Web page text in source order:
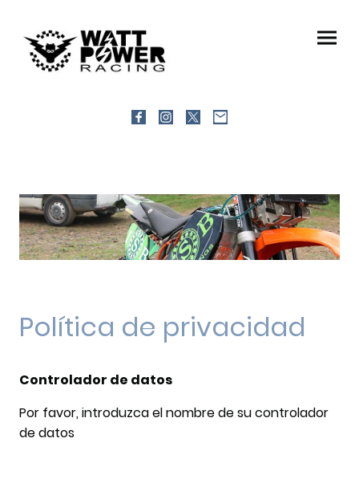
Política de privacidad
Controlador de datos
Por favor, introduzca el nombre de su controlador
de datos